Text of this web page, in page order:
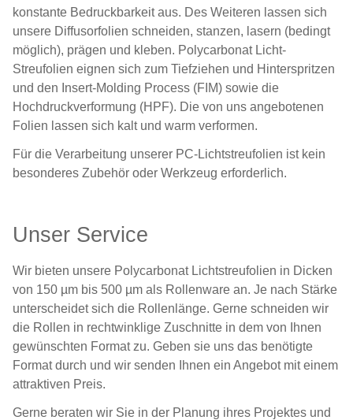
konstante Bedruckbarkeit aus. Des Weiteren lassen sich
unsere Diffusorfolien schneiden, stanzen, lasern (bedingt
möglich), prägen und kleben. Polycarbonat Licht-
Streufolien eignen sich zum Tiefziehen und Hinterspritzen
und den Insert-Molding Process (FIM) sowie die
Hochdruckverformung (HPF). Die von uns angebotenen
Folien lassen sich kalt und warm verformen.
Für die Verarbeitung unserer PC-Lichtstreufolien ist kein
besonderes Zubehör oder Werkzeug erforderlich.
Unser Service
Wir bieten unsere Polycarbonat Lichtstreufolien in Dicken
von 150 µm bis 500 µm als Rollenware an. Je nach Stärke
unterscheidet sich die Rollenlänge. Gerne schneiden wir
die Rollen in rechtwinklige Zuschnitte in dem von Ihnen
gewünschten Format zu. Geben sie uns das benötigte
Format durch und wir senden Ihnen ein Angebot mit einem
attraktiven Preis.
Gerne beraten wir Sie in der Planung ihres Projektes und